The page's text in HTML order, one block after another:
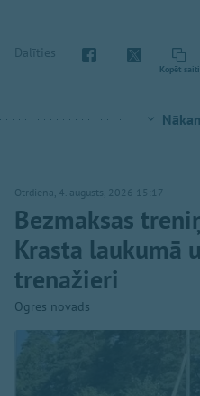
Dalīties
Kopēt saiti
Otrdiena, 4. augusts, 2026 15:17
Bezmaksas
Krasta laukumā
trenažieri
Ogres novads